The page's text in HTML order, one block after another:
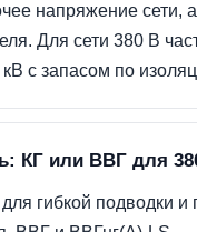
напряжение сети,
Для сети 380 В
с запасом по
КГ или ВВГ для
гибкой подводки и